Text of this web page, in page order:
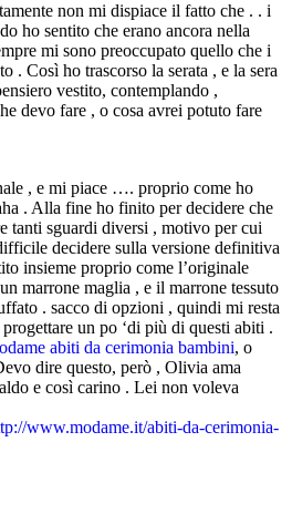
non mi dispiace il fatto che . . i
ho sentito che erano ancora nella
mi sono preoccupato quello che i
. Così ho trascorso la serata , e la sera
vestito, contemplando ,
devo fare , o cosa avrei potuto fare
, e mi piace …. proprio come ho
. Alla fine ho finito per decidere che
tanti sguardi diversi , motivo per cui
decidere sulla versione definitiva
insieme proprio come l’originale
marrone maglia , e il marrone tessuto
. sacco di opzioni , quindi mi resta
un po ‘di più di questi abiti .
abiti da cerimonia bambini, o
dire questo, però , Olivia ama
e così carino . Lei non voleva
www.modame.it/abiti-da-cerimonia-